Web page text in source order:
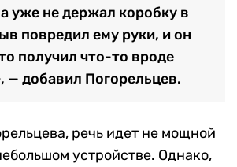
уже не держал коробку в
повредил ему руки, и он
получил что-то вроде
— добавил Погорельцев.
речь идет не мощной
устройстве. Однако,